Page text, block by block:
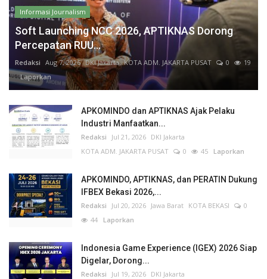
Informasi Journalism
Soft Launching NCC 2026, APTIKNAS Dorong
Percepatan RUU...
Redaksi Aug 7, 2026 DKI Jakarta KOTA ADM. JAKARTA PUSAT 0
19
Laporkan
APKOMINDO dan APTIKNAS Ajak Pelaku
Industri Manfaatkan...
Redaksi Jul 21, 2026 DKI Jakarta
KOTA ADM. JAKARTA PUSAT
0 45 Laporkan
APKOMINDO, APTIKNAS, dan PERATIN Dukung
IFBEX Bekasi 2026,...
Redaksi Jul 20, 2026 Jawa Barat KOTA BEKASI
0
44 Laporkan
Indonesia Game Experience (IGEX) 2026 Siap
Digelar, Dorong...
Redaksi Jul 19, 2026 DKI Jakarta